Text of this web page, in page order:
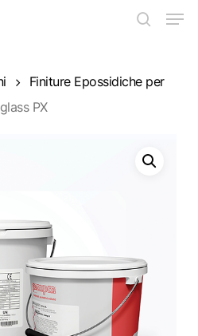
Finiture Epossidiche per
PX